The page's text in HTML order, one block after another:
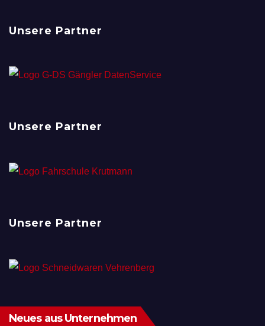
Unsere Partner
Unsere Partner
Unsere Partner
Neues aus Unternehmen